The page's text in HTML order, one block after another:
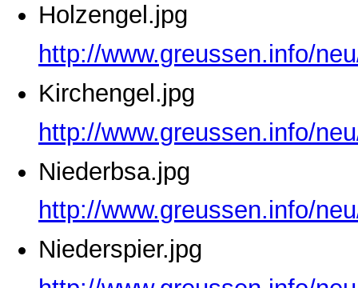
Holzengel.jpg
http://www.greussen.info/
Kirchengel.jpg
http://www.greussen.info/
Niederbsa.jpg
http://www.greussen.info/
Niederspier.jpg